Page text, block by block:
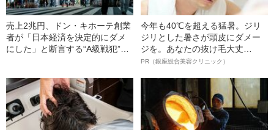
売上2兆円、ドン・キホーテ創業
者が「日本経済を決定的にダメ
にした」と断言する“A級戦犯”と
今年も40℃を超える猛暑。ジリ
ジリとした暑さが頭皮にダメー
ジを。あなたの抜け毛大丈
夫！？
PR（銀座総合美容クリニック）